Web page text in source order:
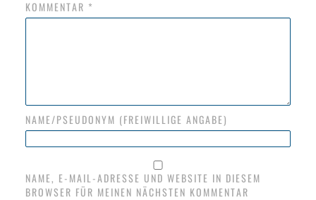
KOMMENTAR *
NAME/PSEUDONYM (FREIWILLIGE ANGABE)
NAME, E-MAIL-ADRESSE UND WEBSITE IN DIESEM
BROWSER FÜR MEINEN NÄCHSTEN KOMMENTAR